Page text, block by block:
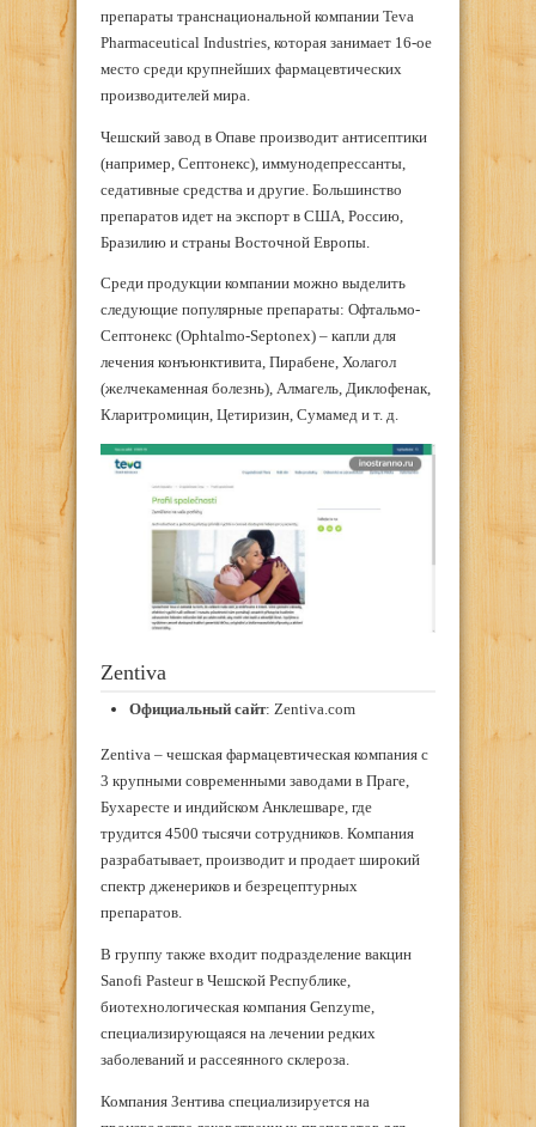
препараты транснациональной компании Teva
Pharmaceutical Industries, которая занимает 16-ое
место среди крупнейших фармацевтических
производителей мира.
Чешский завод в Опаве производит антисептики
(например, Септонекс), иммунодепрессанты,
седативные средства и другие. Большинство
препаратов идет на экспорт в США, Россию,
Бразилию и страны Восточной Европы.
Среди продукции компании можно выделить
следующие популярные препараты: Офтальмо-
Септонекс (Ophtalmo-Septonex) – капли для
лечения конъюнктивита, Пирабене, Холагол
(желчекаменная болезнь), Алмагель, Диклофенак,
Кларитромицин, Цетиризин, Сумамед и т. д.
Zentiva
Официальный сайт: Zentiva.com
Zentiva – чешская фармацевтическая компания с
3 крупными современными заводами в Праге,
Бухаресте и индийском Анклешваре, где
трудится 4500 тысячи сотрудников. Компания
разрабатывает, производит и продает широкий
спектр дженериков и безрецептурных
препаратов.
В группу также входит подразделение вакцин
Sanofi Pasteur в Чешской Республике,
биотехнологическая компания Genzyme,
специализирующаяся на лечении редких
заболеваний и рассеянного склероза.
Компания Зентива специализируется на